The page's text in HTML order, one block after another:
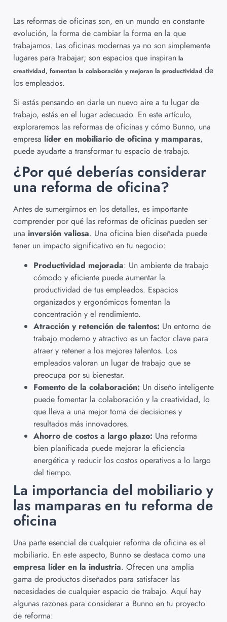
Las reformas de oficinas son, en un mundo en constante
evolución, la forma de cambiar la forma en la que
trabajamos. Las oficinas modernas ya no son simplemente
lugares para trabajar; son espacios que inspiran la
creatividad, fomentan la colaboración y mejoran la productividad de
los empleados.
Si estás pensando en darle un nuevo aire a tu lugar de
trabajo, estás en el lugar adecuado. En este artículo,
exploraremos las reformas de oficinas y cómo Bunno, una
empresa líder en mobiliario de oficina y mamparas,
puede ayudarte a transformar tu espacio de trabajo.
¿Por qué deberías considerar
una reforma de oficina?
Antes de sumergirnos en los detalles, es importante
comprender por qué las reformas de oficinas pueden ser
una inversión valiosa. Una oficina bien diseñada puede
tener un impacto significativo en tu negocio:
Productividad mejorada: Un ambiente de trabajo
cómodo y eficiente puede aumentar la
productividad de tus empleados. Espacios
organizados y ergonómicos fomentan la
concentración y el rendimiento.
Atracción y retención de talentos: Un entorno de
trabajo moderno y atractivo es un factor clave para
atraer y retener a los mejores talentos. Los
empleados valoran un lugar de trabajo que se
preocupa por su bienestar.
Fomento de la colaboración: Un diseño inteligente
puede fomentar la colaboración y la creatividad, lo
que lleva a una mejor toma de decisiones y
resultados más innovadores.
Ahorro de costos a largo plazo: Una reforma
bien planificada puede mejorar la eficiencia
energética y reducir los costos operativos a lo largo
del tiempo.
La importancia del mobiliario y
las mamparas en tu reforma de
oficina
Una parte esencial de cualquier reforma de oficina es el
mobiliario. En este aspecto, Bunno se destaca como una
empresa líder en la industria. Ofrecen una amplia
gama de productos diseñados para satisfacer las
necesidades de cualquier espacio de trabajo. Aquí hay
algunas razones para considerar a Bunno en tu proyecto
de reforma: